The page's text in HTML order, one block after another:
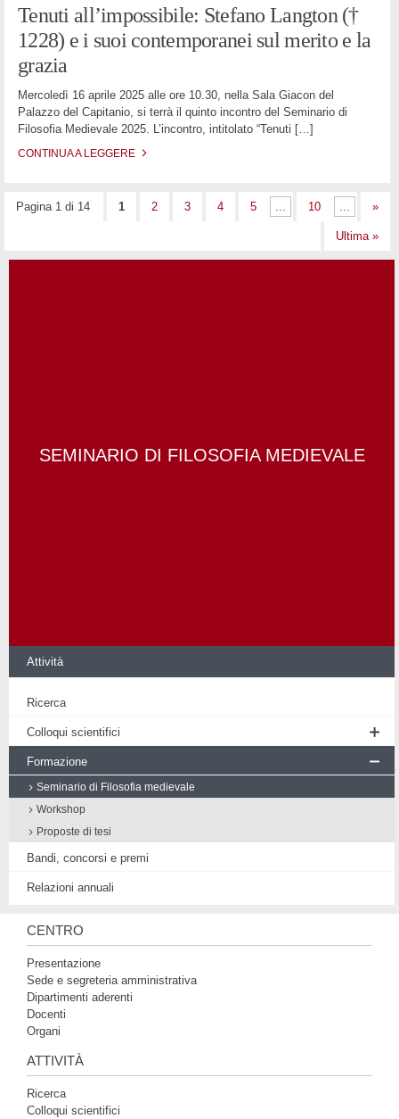
Tenuti all’impossibile: Stefano Langton (†
1228) e i suoi contemporanei sul merito e la
grazia
Mercoledì 16 aprile 2025 alle ore 10.30, nella Sala Giacon del
Palazzo del Capitanio, si terrà il quinto incontro del Seminario di
Filosofia Medievale 2025. L’incontro, intitolato “Tenuti […]
CONTINUA A LEGGERE
Pagina 1 di 14 1 2 3 4 5 ... 10 ... »
Ultima »
SEMINARIO DI FILOSOFIA MEDIEVALE
Attività
Ricerca
Colloqui scientifici
Conferenze
Formazione
Seminario di Filosofia medievale
Workshop
Proposte di tesi
Bandi, concorsi e premi
Relazioni annuali
CENTRO
Presentazione
Sede e segreteria amministrativa
Dipartimenti aderenti
Docenti
Organi
ATTIVITÀ
Ricerca
Colloqui scientifici